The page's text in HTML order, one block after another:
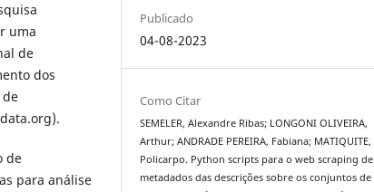
uma
de
dos
de
para análise
Publicado
04-08-2023
Como Citar
SEMELER, Alexandre Ribas; LONGONI OLIVEIRA,
Arthur; ANDRADE PEREIRA, Fabiana; MATIQUITE,
Policarpo. Python scripts para o web scraping de
metadados das descrições sobre os conjuntos de